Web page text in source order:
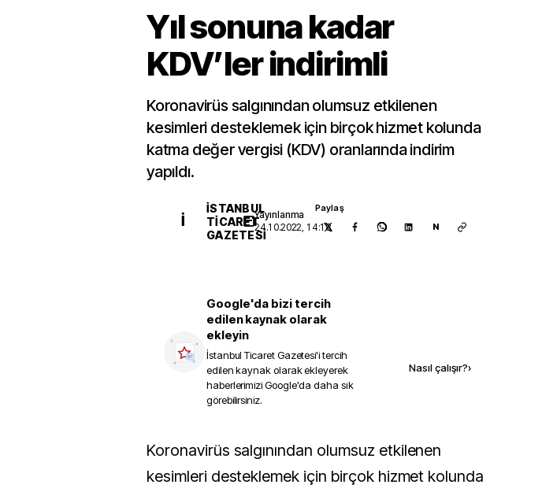
Yıl sonuna kadar
KDV’ler indirimli
Koronavirüs salgınından olumsuz etkilenen
kesimleri desteklemek için birçok hizmet kolunda
katma değer vergisi (KDV) oranlarında indirim
yapıldı.
İ
İSTANBUL
TICARET
GAZETESI
Yayınlanma
24.10.2022, 14:18
Paylaş
N
Google'da bizi tercih
edilen kaynak olarak
ekleyin
İstanbul Ticaret Gazetesi'i tercih
edilen kaynak olarak ekleyerek
haberlerimizi Google'da daha sık
görebilirsiniz.
Nasıl çalışır?›
Koronavirüs salgınından olumsuz etkilenen
kesimleri desteklemek için birçok hizmet kolunda